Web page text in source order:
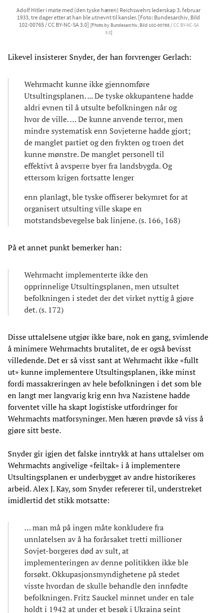
Adolf Hitler i møte med (den tyske hæren) Reichswehrs lederskap 3. februar
1933, tre dager etter at han ble utnevnt til kansler. [Foto: Bundesarchiv, Bild
102-00765 / CC BY-NC-SA 3.0] [Photo by Bundesarchiv, Bild 102-00765 /CC BY-NC-SA
3.0]
Likevel insisterer Snyder, der han forvrenger Gerlach:
Wehrmacht kunne ikke gjennomføre
Utsultingsplanen. ... De tyske okkupantene hadde
aldri evnen til å utsulte befolkningen når og
hvor de ville. … De kunne anvende terror, men
mindre systematisk enn Sovjeterne hadde gjort;
de manglet partiet og den frykten og troen det
kunne mønstre. De manglet personell til
effektivt å avsperre byer fra landsbygda. Og
ettersom krigen fortsatte lenger
enn planlagt, ble tyske offiserer bekymret for at
organisert utsulting ville skape en
motstandsbevegelse bak linjene. (s. 166, 168)
På et annet punkt bemerker han:
Wehrmacht implementerte ikke den
opprinnelige Utsultingsplanen, men utsultet
befolkningen i stedet der det virket nyttig å gjøre
det. (s. 172)
Disse uttalelsene utgjør ikke bare, nok en gang, svimlende
å minimere Wehrmachts brutalitet, de er også bevisst
villedende. Det er så visst sant at Wehrmacht ikke «fullt
ut» kunne implementere Utsultingsplanen, ikke minst
fordi massakreringen av hele befolkningen i det som ble
en langt mer langvarig krig enn hva Nazistene hadde
forventet ville ha skapt logistiske utfordringer for
Wehrmachts matforsyninger. Men hæren prøvde så viss å
gjøre sitt beste.
Snyder gir igjen det falske inntrykk at hans uttalelser om
Wehrmachts angivelige «feiltak» i å implementere
Utsultingsplanen er underbygget av andre historikeres
arbeid. Alex J. Kay, som Snyder refererer til, understreket
imidlertid det stikk motsatte:
… man må på ingen måte konkludere fra
unnlatelsen av å ha forårsaket tretti millioner
Sovjet-borgeres død av sult, at
implementeringen av denne politikken ikke ble
forsøkt. Okkupasjonsmyndighetene på stedet
visste hvordan de skulle behandle den innfødte
befolkningen. Fritz Sauckel minnet under en tale
holdt i 1942 at under et besøk i Ukraina seint